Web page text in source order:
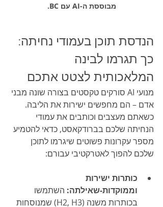
מבוססת ה-AI עם BC.
הנדסת תוכן בעמודי נחיתה:
כך תגרמו לבינה
המלאכותית לצטט אתכם
מנועי AI סורקים טקסטים בצורה שונה מבני
אדם – הם מחפשים ישירות את הליבה.
כשאתם מעצבים וכותבים את עמודי
הנחיתה שלכם בברודקאסט, כדאי להטמיע
מספר עקרונות פשוטים שיגרמו לתוכן
שלכם להפוך לאטרקטיבי עבורם:
כותרות ישירות
וממוקדות-שאילתה: השתמשו
בכותרות משנה (H2, H3) שמנוסחות